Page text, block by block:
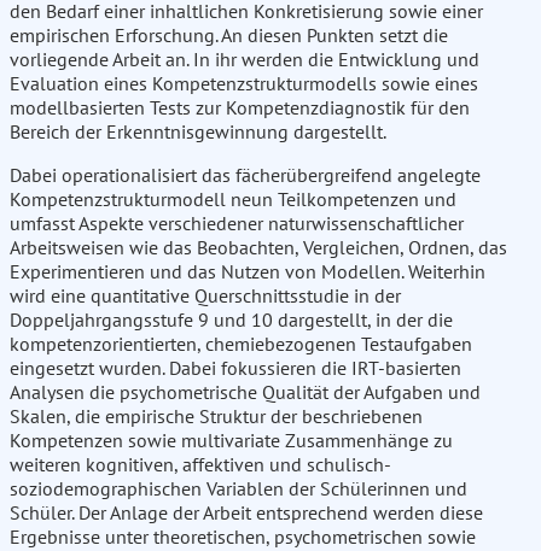
den Bedarf einer inhaltlichen Konkretisierung sowie einer
empirischen Erforschung. An diesen Punkten setzt die
vorliegende Arbeit an. In ihr werden die Entwicklung und
Evaluation eines Kompetenzstrukturmodells sowie eines
modellbasierten Tests zur Kompetenzdiagnostik für den
Bereich der Erkenntnisgewinnung dargestellt.
Dabei operationalisiert das fächerübergreifend angelegte
Kompetenzstrukturmodell neun Teilkompetenzen und
umfasst Aspekte verschiedener naturwissenschaftlicher
Arbeitsweisen wie das Beobachten, Vergleichen, Ordnen, das
Experimentieren und das Nutzen von Modellen. Weiterhin
wird eine quantitative Querschnittsstudie in der
Doppeljahrgangsstufe 9 und 10 dargestellt, in der die
kompetenzorientierten, chemiebezogenen Testaufgaben
eingesetzt wurden. Dabei fokussieren die IRT-basierten
Analysen die psychometrische Qualität der Aufgaben und
Skalen, die empirische Struktur der beschriebenen
Kompetenzen sowie multivariate Zusammenhänge zu
weiteren kognitiven, affektiven und schulisch-
soziodemographischen Variablen der Schülerinnen und
Schüler. Der Anlage der Arbeit entsprechend werden diese
Ergebnisse unter theoretischen, psychometrischen sowie